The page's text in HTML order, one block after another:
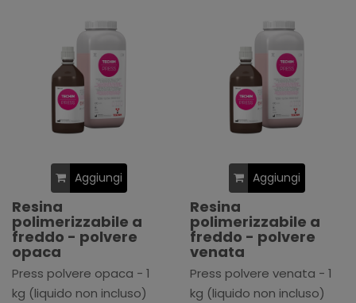
Aggiungi
Resina
polimerizzabile a
freddo - polvere
opaca
Press polvere opaca - 1
kg (liquido non incluso)
Aggiungi
Resina
polimerizzabile a
freddo - polvere
venata
Press polvere venata - 1
kg (liquido non incluso)